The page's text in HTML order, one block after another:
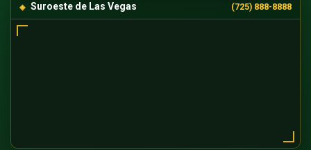
Suroeste de Las Vegas (725) 888-8888